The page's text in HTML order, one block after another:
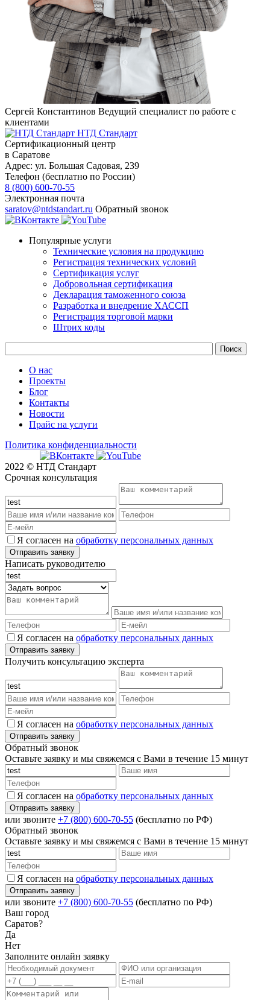
Сергей Константинов Ведущий специалист по работе с
клиентами
НТД Стандарт
Сертификационный центр
в Саратове
Адрес: ул. ​​​​​​Большая Садовая, 239
Телефон (бесплатно по России)
8 (800) 600-70-55
Электронная почта
saratov@ntdstandart.ru Обратный звонок
Популярные услуги
Технические условия на продукцию
Регистрация технических условий
Сертификация услуг
Добровольная сертификация
Декларация таможенного союза
Разработка и внедрение ХАССП
Регистрация торговой марки
Штрих коды
О нас
Проекты
Блог
Контакты
Новости
Прайс на услуги
Политика конфиденциальности
2022 © НТД Стандарт
Срочная консультация
Я согласен на обработку персональных данных
Написать руководителю
Я согласен на обработку персональных данных
Получить консультацию эксперта
Я согласен на обработку персональных данных
Обратный звонок
Оставьте заявку и мы свяжемся с Вами в течение 15 минут
Я согласен на обработку персональных данных
или звоните +7 (800) 600-70-55 (бесплатно по РФ)
Обратный звонок
Оставьте заявку и мы свяжемся с Вами в течение 15 минут
Я согласен на обработку персональных данных
или звоните +7 (800) 600-70-55 (бесплатно по РФ)
Ваш город
Саратов?
Да
Нет
Заполните онлайн заявку